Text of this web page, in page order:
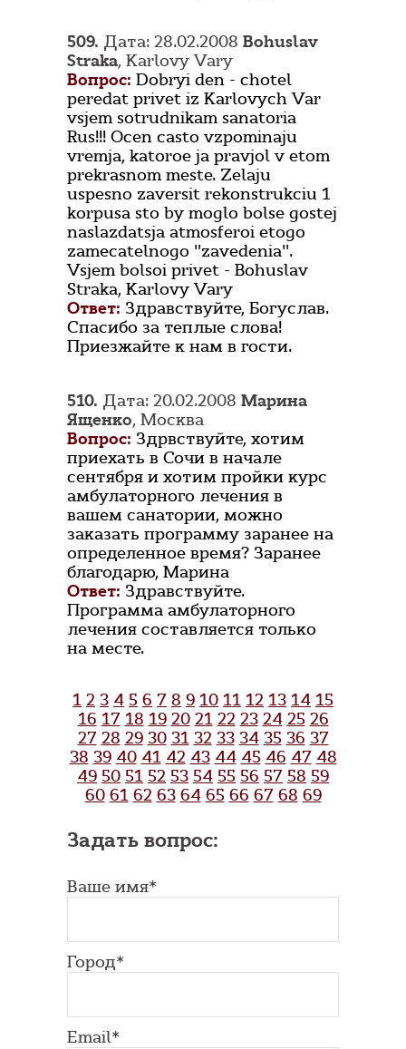
509. Дата: 28.02.2008 Bohuslav
Straka, Karlovy Vary
Вопрос: Dobryi den - chotel
peredat privet iz Karlovych Var
vsjem sotrudnikam sanatoria
Rus!!! Ocen casto vzpominaju
vremja, katoroe ja pravjol v etom
prekrasnom meste. Zelaju
uspesno zaversit rekonstrukciu 1
korpusa sto by moglo bolse gostej
naslazdatsja atmosferoi etogo
zamecatelnogo "zavedenia".
Vsjem bolsoi privet - Bohuslav
Straka, Karlovy Vary
Ответ: Здравствуйте, Богуслав.
Спасибо за теплые слова!
Приезжайте к нам в гости.
510. Дата: 20.02.2008 Марина
Ященко, Москва
Вопрос: Здрвствуйте, хотим
приехать в Сочи в начале
сентября и хотим пройки курс
амбулаторного лечения в
вашем санатории, можно
заказать программу заранее на
определенное время? Заранее
благодарю, Марина
Ответ: Здравствуйте.
Программа амбулаторного
лечения составляется только
на месте.
1 2 3 4 5 6 7 8 9 10 11 12 13 14 15
16 17 18 19 20 21 22 23 24 25 26
27 28 29 30 31 32 33 34 35 36 37
38 39 40 41 42 43 44 45 46 47 48
49 50 51 52 53 54 55 56 57 58 59
60 61 62 63 64 65 66 67 68 69
Задать вопрос:
Ваше имя*
Город*
Email*